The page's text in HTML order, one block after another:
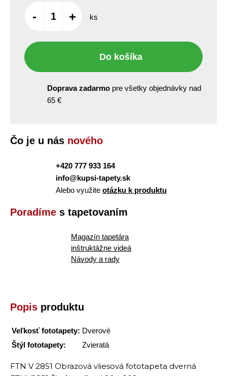
- + ks
Do košíka
Doprava zadarmo pre všetky objednávky nad
65 €
Čo je u nás nového
+420 777 933 164
info@kupsi-tapety.sk
Alebo využite otázku k produktu
Poradíme s tapetovaním
Magazín tapetára
inštruktážne videá
Návody a rady
Popis produktu
Veľkosť fototapety: Dverové
Štýl fototapety:
Zvieratá
FTN V 2851 Obrazová vliesová fototapeta dverná